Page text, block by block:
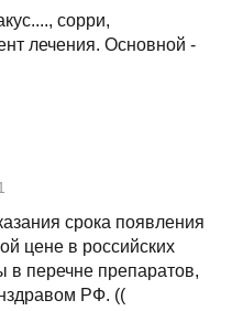
сорри,
лечения. Основной -
срока появления
цене в российских
в перечне препаратов,
РФ. ((